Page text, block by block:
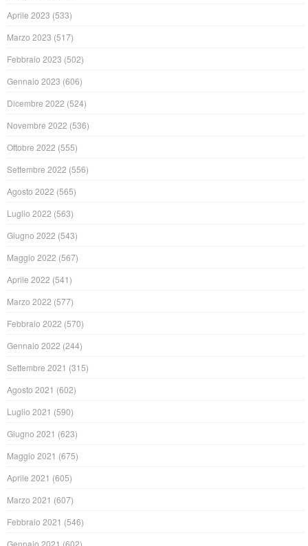
Aprile 2023 (533)
Marzo 2023 (517)
Febbraio 2023 (502)
Gennaio 2023 (606)
Dicembre 2022 (524)
Novembre 2022 (536)
Ottobre 2022 (555)
Settembre 2022 (556)
Agosto 2022 (565)
Luglio 2022 (563)
Giugno 2022 (543)
Maggio 2022 (567)
Aprile 2022 (541)
Marzo 2022 (577)
Febbraio 2022 (570)
Gennaio 2022 (244)
Settembre 2021 (315)
Agosto 2021 (602)
Luglio 2021 (590)
Giugno 2021 (623)
Maggio 2021 (675)
Aprile 2021 (605)
Marzo 2021 (607)
Febbraio 2021 (546)
Gennaio 2021 (602)